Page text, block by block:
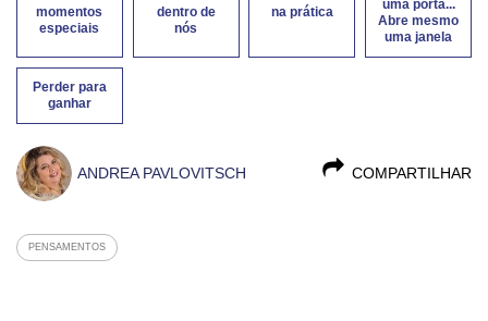
momentos
especiais
dentro de
nós
na prática
uma porta...
Abre mesmo
uma janela
Perder para
ganhar
COMPARTILHAR
ANDREA PAVLOVITSCH
PENSAMENTOS